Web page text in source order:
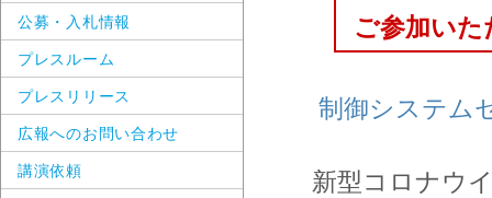
ご参加い
制御システム
新型コロナウ
公募・入札情報
プレスルーム
プレスリリース
広報へのお問い合わせ
講演依頼